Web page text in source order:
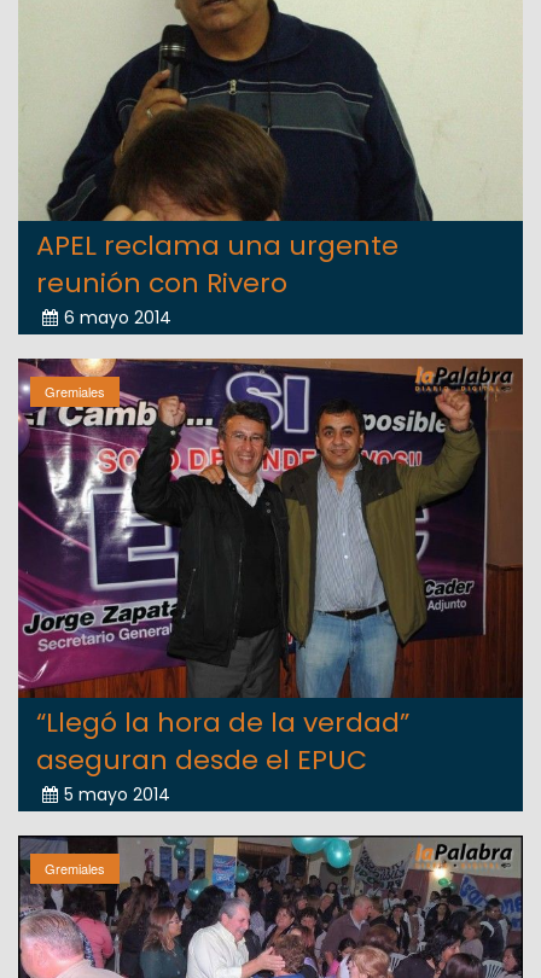
APEL reclama una urgente
reunión con Rivero
6 mayo 2014
Gremiales
“Llegó la hora de la verdad”
aseguran desde el EPUC
5 mayo 2014
Gremiales